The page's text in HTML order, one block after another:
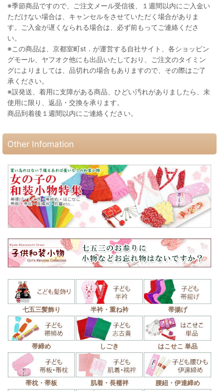
※季節商品ですので、ご注文メール受信後、１週間以内にご入金い
ただけない場合は、キャンセルをさせていただく場合がありま
す。ご入金が遅くなられる場合は、必ず前もってご連絡くださ
い。
※この商品は、京都室町st．が運営する自社サイト、各ショッピン
グモール、ヤフオク他にも出品いたしており、ご注文のタイミン
グによりましては、品切れの場合もありますので、その際はご了
承ください。
※誤発送、着用に支障がある商品、ひどい汚れがありましたら、未
使用に限り、返品・交換を承ります。
商品到着後１週間以内にご連絡ください。
Other Infomation
七五三髪飾り 半衿・重ね衿 帯揚げ
帯締め しごき はこせこ 単品
帯枕・帯板 肌着・長襦袢 腰紐・伊達締め